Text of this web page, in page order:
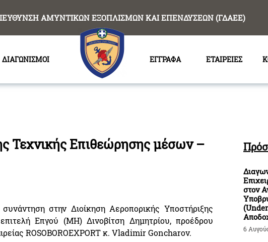
ΑΜΥΝΤΙΚΩΝ ΕΞΟΠΛΙΣΜΩΝ ΚΑΙ ΕΠΕΝΔΥΣΕΩΝ (ΓΔΑΕΕ)
ΔΙΑΓΩΝΙΣΜΟΙ ΕΓΓΡΑΦΑ ΕΤΑΙΡΕΙΕΣ
Τεχνικής Επιθεώρησης μέσων –
στην Διοίκηση Αεροπορικής Υποστήριξης
Επγού (ΜΗ) Δινοβίτση Δημητρίου, προέδρου
ROSOBOROEXPORT κ. Vladimir Goncharov.
στον
6